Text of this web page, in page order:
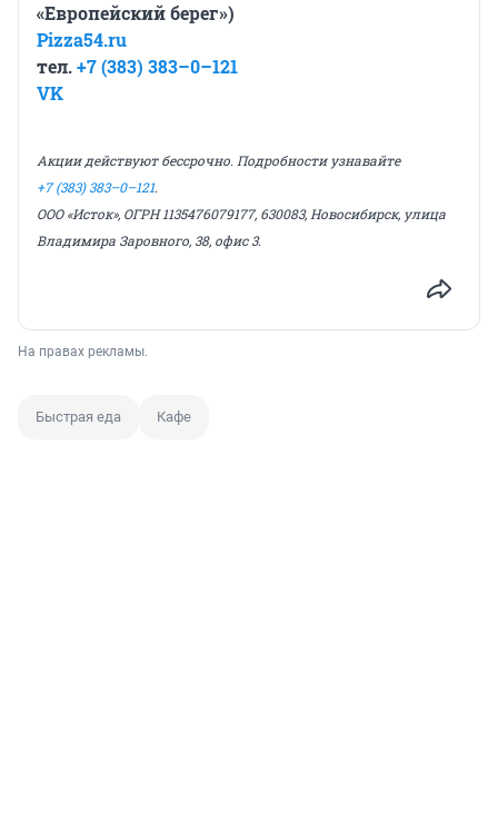
«Европейский берег»)
Pizza54.ru
тел.+7 (383) 383–0–121
VK
Акции действуют бессрочно. Подробности узнавайте
+7 (383) 383–0–121.
ООО «Исток», ОГРН 1135476079177, 630083, Новосибирск, улица
Владимира Заровного, 38, офис 3.
На правах рекламы.
Быстрая еда Кафе